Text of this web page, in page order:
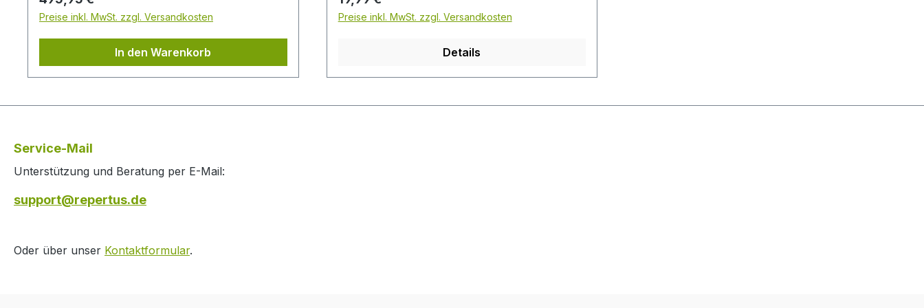
Preise inkl. MwSt. zzgl. Versandkosten
In den Warenkorb
Preise inkl. MwSt. zzgl. Versandkosten
Details
Service-Mail
Unterstützung und Beratung per E-Mail:
support@repertus.de
Oder über unser Kontaktformular.